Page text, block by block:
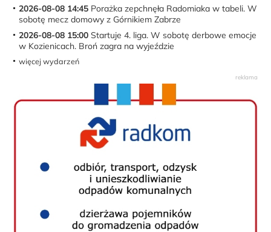
2026-08-08 14:45 Porażka zepchnęła Radomiaka w tabeli. W
sobotę mecz domowy z Górnikiem Zabrze
2026-08-08 15:00 Startuje 4. liga. W sobotę derbowe emocje
w Kozienicach. Broń zagra na wyjeździe
więcej wydarzeń